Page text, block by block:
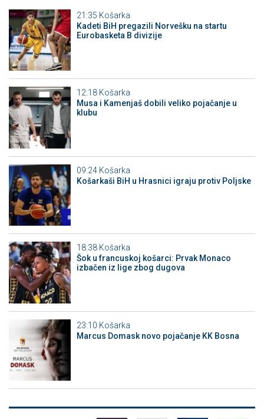
21:35 Košarka
Kadeti BiH pregazili Norvešku na startu
Eurobasketa B divizije
12:18 Košarka
Musa i Kamenjaš dobili veliko pojačanje u
klubu
09:24 Košarka
Košarkaši BiH u Hrasnici igraju protiv Poljske
18:38 Košarka
Šok u francuskoj košarci: Prvak Monaco
izbačen iz lige zbog dugova
23:10 Košarka
Marcus Domask novo pojačanje KK Bosna